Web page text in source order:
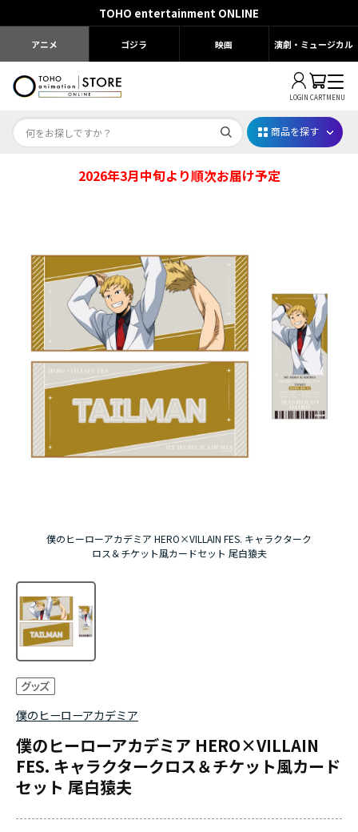
TOHO entertainment ONLINE
アニメ ゴジラ 映画 演劇・ミュージカル
LOGIN CARTMENU
じゅじゅフェス 2026
薬屋のひとりごと 夏の園遊会2026
名探偵コナン
アニメ『僕のヒーローアカデミア』10周年
ハイキュー!!ジャージ＆ユニフォーム
商品を探す
2026年3月中旬より順次お届け予定
僕のヒーローアカデミア HERO×VILLAIN FES. キャラクターク
ロス＆チケット風カードセット 尾白猿夫
僕のヒーローアカデミア
僕のヒーローアカデミア HERO×VILLAIN
FES. キャラクタークロス＆チケット風カード
セット 尾白猿夫